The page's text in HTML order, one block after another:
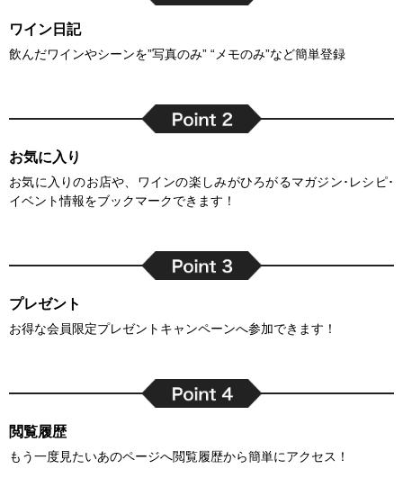
ワイン日記
飲んだワインやシーンを”写真のみ” “メモのみ”など簡単登録
お気に入り
お気に入りのお店や、ワインの楽しみがひろがるマガジン･レシピ･
イベント情報をブックマークできます！
プレゼント
お得な会員限定プレゼントキャンペーンへ参加できます！
閲覧履歴
もう一度見たいあのページへ閲覧履歴から簡単にアクセス！